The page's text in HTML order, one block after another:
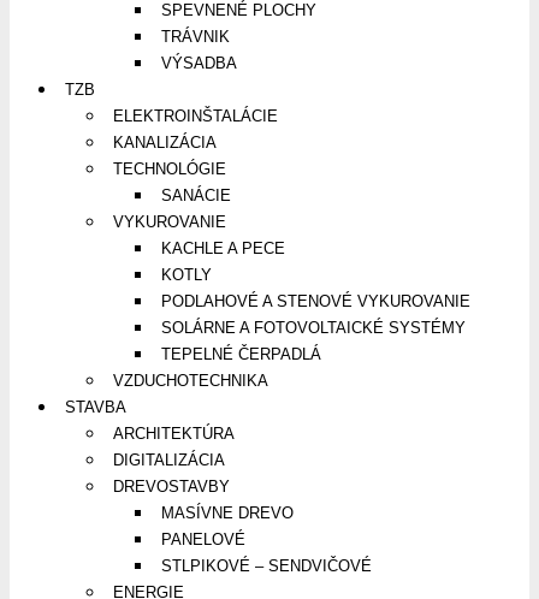
SPEVNENÉ PLOCHY
TRÁVNIK
VÝSADBA
TZB
ELEKTROINŠTALÁCIE
KANALIZÁCIA
TECHNOLÓGIE
SANÁCIE
VYKUROVANIE
KACHLE A PECE
KOTLY
PODLAHOVÉ A STENOVÉ VYKUROVANIE
SOLÁRNE A FOTOVOLTAICKÉ SYSTÉMY
TEPELNÉ ČERPADLÁ
VZDUCHOTECHNIKA
STAVBA
ARCHITEKTÚRA
DIGITALIZÁCIA
DREVOSTAVBY
MASÍVNE DREVO
PANELOVÉ
STLPIKOVÉ – SENDVIČOVÉ
ENERGIE